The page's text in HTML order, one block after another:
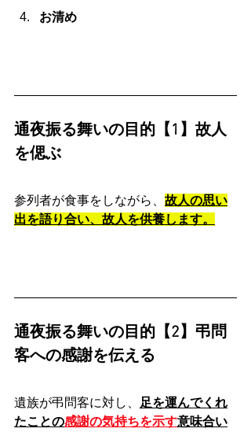
お清め
通夜振る舞いの目的【1】故人
を偲ぶ
参列者が食事をしながら、 故人の思い
出を語り合い、故人を供養します。
通夜振る舞いの目的【2】弔問
客への感謝を伝える
遺族が弔問客に対し、
足を運んでくれ
たことの感謝の気持ちを示す意味合い